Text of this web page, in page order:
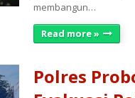
membangun…
Read more »
Polres